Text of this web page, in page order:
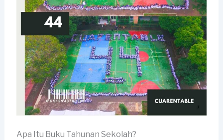
Apa Itu Buku Tahunan Sekolah?